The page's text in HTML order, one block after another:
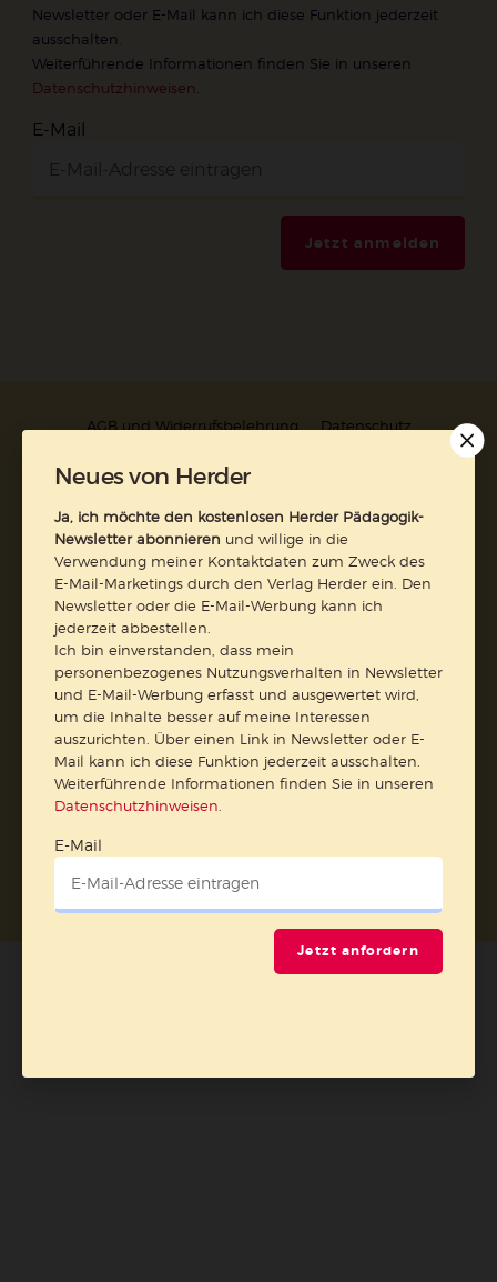
Newsletter oder E-Mail kann ich diese Funktion jederzeit
ausschalten.
Weiterführende Informationen finden Sie in unseren
Datenschutzhinweisen
E-Mail
Jetzt anmelden
AGB und Widerrufsbelehrung
Datenschutz
Vertrag widerrufen
Abo online kündigen
Neues von Herder
Ja, ich möchte den kostenlosen Herder Pädagogik-
Newsletter abonnieren und willige in die
Verwendung meiner Kontaktdaten zum Zweck des
E-Mail-Marketings durch den Verlag Herder ein. Den
Newsletter oder die E-Mail-Werbung kann ich
jederzeit abbestellen.
Ich bin einverstanden, dass mein
personenbezogenes Nutzungsverhalten in Newsletter
und E-Mail-Werbung erfasst und ausgewertet wird,
um die Inhalte besser auf meine Interessen
auszurichten. Über einen Link in Newsletter oder E-
Mail kann ich diese Funktion jederzeit ausschalten.
Weiterführende Informationen finden Sie in unseren
Datenschutzhinweisen
E-Mail
Jetzt anfordern